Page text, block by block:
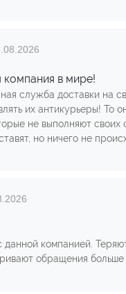
компания в мире!
служба доставки на
их антикурьеры! То
не выполняют своих
но ничего не
данной компанией.
обращения больше